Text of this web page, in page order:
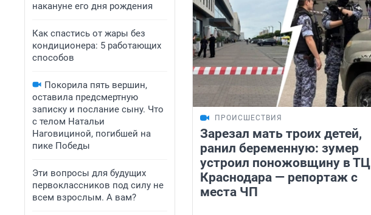
накануне его дня рождения
Как спастись от жары без
кондиционера: 5 работающих
способов
Покорила пять вершин,
оставила предсмертную
записку и послание сыну. Что
с телом Натальи
Наговициной, погибшей на
пике Победы
Эти вопросы для будущих
первоклассников под силу не
всем взрослым. А вам?
ПРОИСШЕСТВИЯ
Зарезал мать троих детей,
ранил беременную: зумер
устроил поножовщину в ТЦ
Краснодара — репортаж с
места ЧП